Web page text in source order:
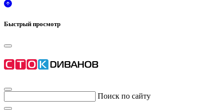
Быстрый просмотр
Поиск по сайту